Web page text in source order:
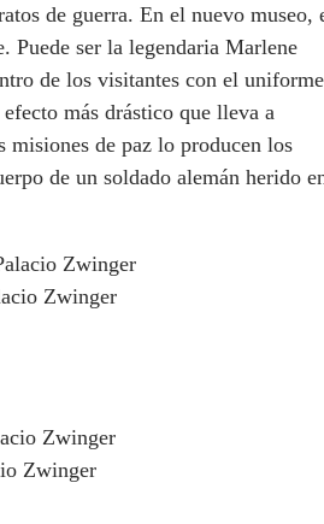
de guerra. En el nuevo museo,
Puede ser la legendaria Marlene
de los visitantes con el uniforme
más drástico que lleva a
misiones de paz lo producen los
de un soldado alemán herido
Zwinger
Zwinger